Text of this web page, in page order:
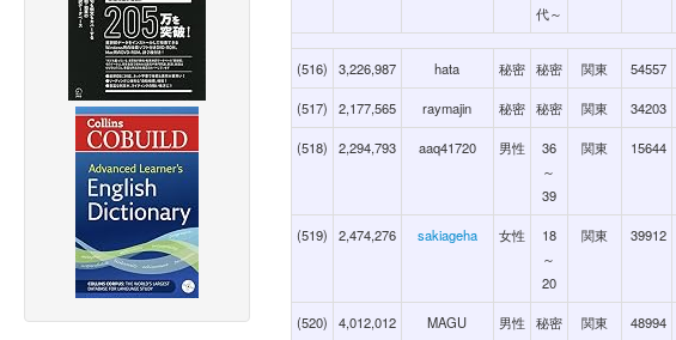
代～
(516) 3,226,987 hata 秘密 秘密 関東 54557
(517) 2,177,565 raymajin 秘密 秘密 関東 34203
(518) 2,294,793 aaq41720 男性
36
～
39
関東 15644
(519) 2,474,276 sakiageha 女性
18
～
20
関東 39912
(520) 4,012,012 MAGU 男性 秘密 関東 48994